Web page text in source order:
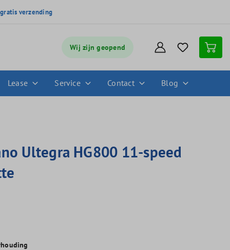
gratis verzending
Wij zijn geopend
Lease Service Contact Blog
Ultegra HG800 11-speed